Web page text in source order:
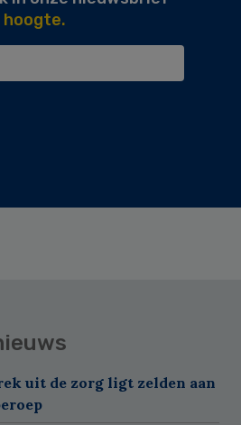
hoogte.
uit de zorg ligt zelden aan